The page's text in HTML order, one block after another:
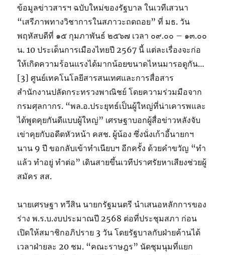
ข้อมูลข่าวสารฯ ฉบับใหม่ของรัฐบาล ในเวทีเสวนา
“เสรีภาพทางวิชาการในสภาวะถดถอย” ที่ มธ. วัน
พฤหัสบดีที่ ๑๕ กุมภาพันธ์ ๒๕๖๗ เวลา ๐๙.๐๐ – ๑๓.๐๐
น. 10 ประเด็นการเมืองไทยปี 2567 นี้ แต่ละเรื่องจะก่อ
ให้เกิดความร้อนแรงได้มากน้อยขนาดไหนมารอดูกัน…
[3] ศูนย์เทคโนโลยีสารสนเทศและการสื่อสาร
สำนักงานปลัดกระทรวงพาณิชย์ โดยความร่วมมือจาก
กรมศุลกากร. “พล.อ.ประยุทธ์เป็นผู้ใหญ่ที่น่าเคารพและ
ได้พูดคุยกันดีแบบผู้ใหญ่” เศรษฐาบอกผู้สื่อข่าวหลังจับ
เข่าคุยกับอดีตหัวหน้า คสช. ผู้น้อง ซึ่งนั่งเก้าอี้นายกฯ
นาน 9 ปี ขอกลับเข้าทำเนียบฯ อีกครั้ง ด้วยคำขวัญ “ทำ
แล้ว ทำอยู่ ทำต่อ” เดินสายขึ้นเวทีปราศรัยหาเสียงช่วยผู้
สมัคร สส.
นายเศรษฐา ทวีสิน นายกรัฐมนตรี นำเสนอหลักการของ
ร่าง พ.ร.บ.งบประมาณปี 2568 ต่อที่ประชุมสภา ก่อน
เปิดให้สมาชิกอภิปราย 3 วัน โดยรัฐบาลกับฝ่ายค้านได้
เวลาฝ่ายละ 20 ชม. “คณะราษฎร” นัดชุมนุมที่แยก